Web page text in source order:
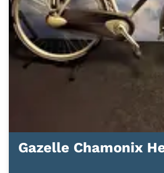
Gazelle Chamonix